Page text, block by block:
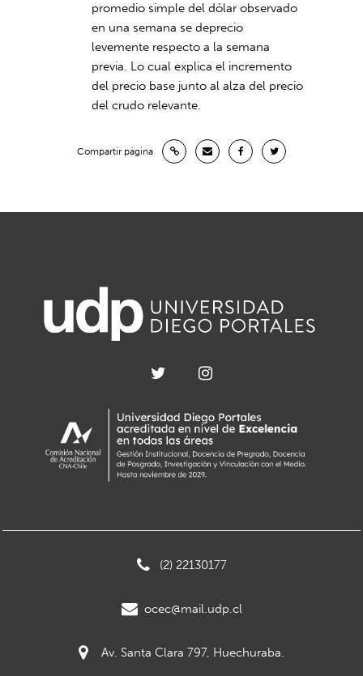
promedio simple del dólar observado
en una semana se deprecio
levemente respecto a la semana
previa. Lo cual explica el incremento
del precio base junto al alza del precio
del crudo relevante.
Compartir página
(2) 22130177
ocec@mail.udp.cl
Av. Santa Clara 797, Huechuraba.